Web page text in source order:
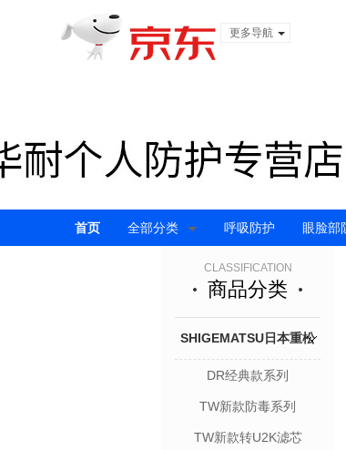
更多导航
首页 全部分类 呼吸防护 眼脸部
CLASSIFICATION
商品分类
SHIGEMATSU日本重松
系列
DR经典款系列
TW新款防毒系列
TW新款转U2K滤芯